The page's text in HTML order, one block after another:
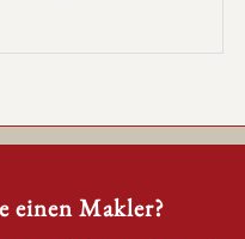
einen Makler?